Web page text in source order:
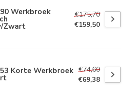
Werkbroek
Zwart
€175,70
€159,50
Korte Werkbroek €74,60
€69,38